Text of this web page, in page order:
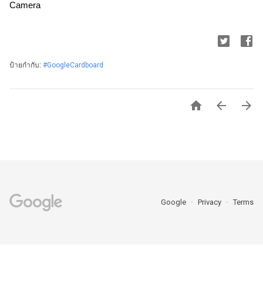
Camera
ป้ายกำกับ: #GoogleCardboard
  
Google Privacy Terms